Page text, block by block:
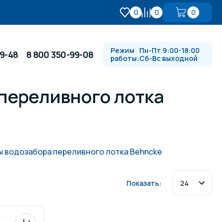
0 0 0
электрооборудование
Водопады, водяные пушки и
душевые стойки
48 8 800 350-99-08
Режим
работы:
Пн-Пт 9:00-18:00
Сб-Вс выходной
лотка
переливного лотка Behncke
Показать: